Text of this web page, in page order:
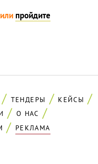
пройдите
ТЕНДЕРЫ
КЕЙСЫ
О НАС
РЕКЛАМА